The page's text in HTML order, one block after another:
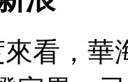
看，華